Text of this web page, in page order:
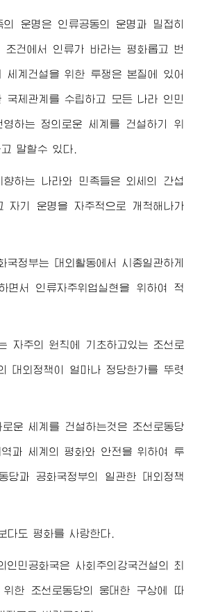
운명은 인류공동의 운명과 밀접히
조건에서 인류가 바라는 평화롭고 번
세계건설을 위한 투쟁은 본질에 있어
국제관계를 수립하고 모든 나라 인민
하는 정의로운 세계를 건설하기 위
말할수 있다.
하는 나라와 민족들은 외세의 간섭
자기 운명을 자주적으로 개척해나가
국정부는 대외활동에서 시종일관하게
면서 인류자주위업실현을 위하여 적
자주의 원칙에 기초하고있는 조선로
대외정책이 얼마나 정당한가를 뚜렷
운 세계를 건설하는것은 조선로동당
과 세계의 평화와 안전을 위하여 투
당과 공화국정부의 일관한 대외정책
다도 평화를 사랑한다.
인민공화국은 사회주의강국건설의 최
위한 조선로동당의 웅대한 구상에 따